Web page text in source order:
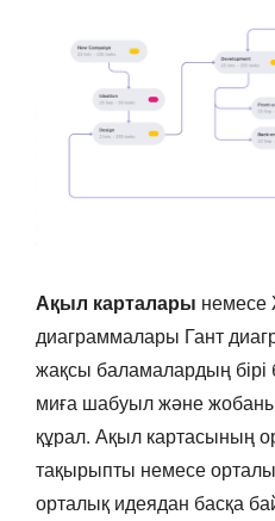
Ақыл карталары немесе
диаграммалары Гант
жақсы баламалардың
миға шабуыл және
құрал. Ақыл картасының
тақырыпты немесе
орталық идеядан басқа